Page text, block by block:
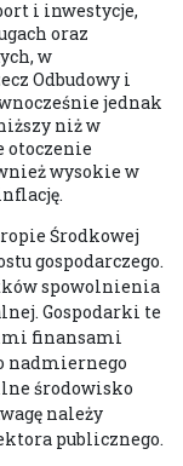
i inwestycje,
oraz
w
Odbudowy i
jednak
niż w
otoczenie
wysokie w
Środkowej
gospodarczego.
spowolnienia
Gospodarki te
finansami
nadmiernego
środowisko
należy
publicznego.